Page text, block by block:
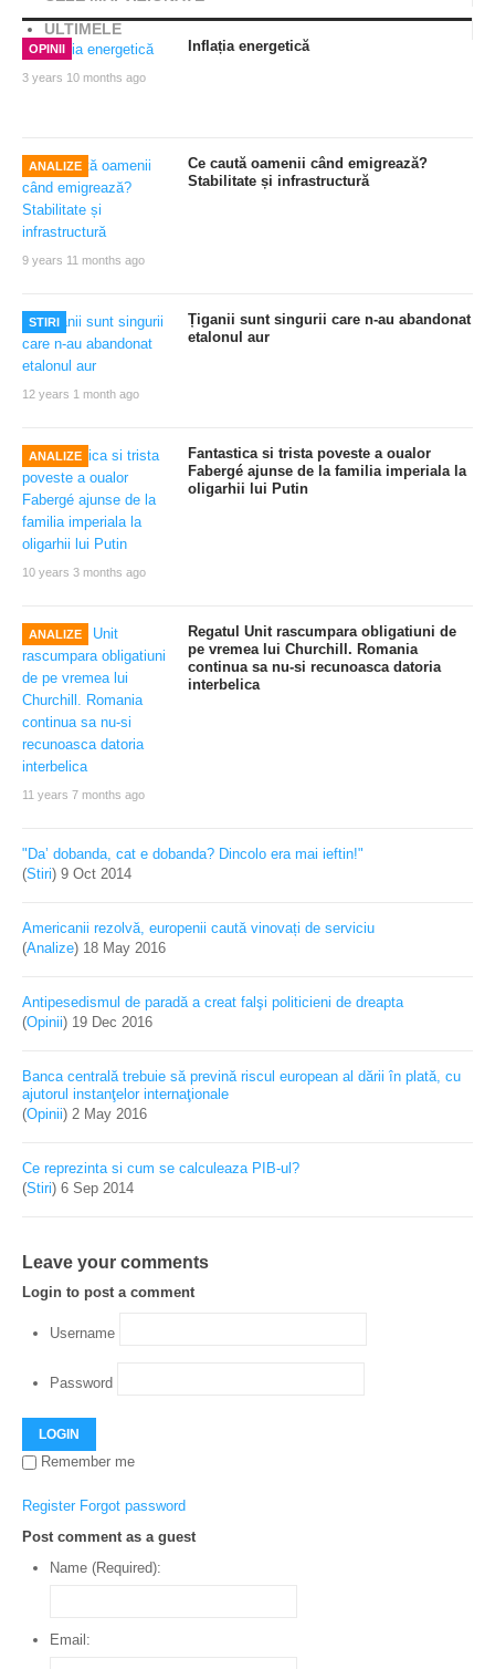
ULTIMELE
OPINII
3 years 10 months ago
Inflația energetică
ANALIZE
9 years 11 months ago
Ce caută oamenii când emigrează?
Stabilitate și infrastructură
STIRI
12 years 1 month ago
Țiganii sunt singurii care n-au abandonat
etalonul aur
ANALIZE
10 years 3 months ago
Fantastica si trista poveste a oualor
Fabergé ajunse de la familia imperiala la
oligarhii lui Putin
ANALIZE
11 years 7 months ago
Regatul Unit rascumpara obligatiuni de
pe vremea lui Churchill. Romania
continua sa nu-si recunoasca datoria
interbelica
"Da’ dobanda, cat e dobanda? Dincolo era mai ieftin!"
(Stiri) 9 Oct 2014
Americanii rezolvă, europenii caută vinovați de serviciu
(Analize) 18 May 2016
Antipesedismul de paradă a creat falşi politicieni de dreapta
(Opinii) 19 Dec 2016
Banca centrală trebuie să prevină riscul european al dării în plată, cu
ajutorul instanţelor internaţionale
(Opinii) 2 May 2016
Ce reprezinta si cum se calculeaza PIB-ul?
(Stiri) 6 Sep 2014
Leave your comments
Login to post a comment
Username
Password
LOGIN
Remember me
Register Forgot password
Post comment as a guest
Name (Required):
Email: